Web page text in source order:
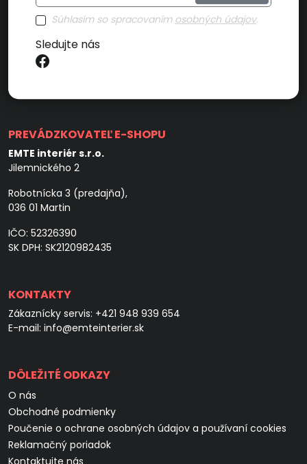
Súhlasím so spracovaním osobných údajov.
Sledujte nás
PREVÁDZKOVATEĽ E-SHOPU
EMTE interiér s.r.o.
Jilemnického 2
Robotnícka 3 (predajňa),
036 01 Martin
IČO: 52326390
SK DPH: SK2120982435
KONTAKTY
Zákaznícky servis: +421 948 939 654
E-mail: info@emteinterier.sk
DÔLEŽITÉ ODKAZY
O nás
Obchodné podmienky
Poučenie o ochrane osobných údajov a používaní cookies
Reklamačný poriadok